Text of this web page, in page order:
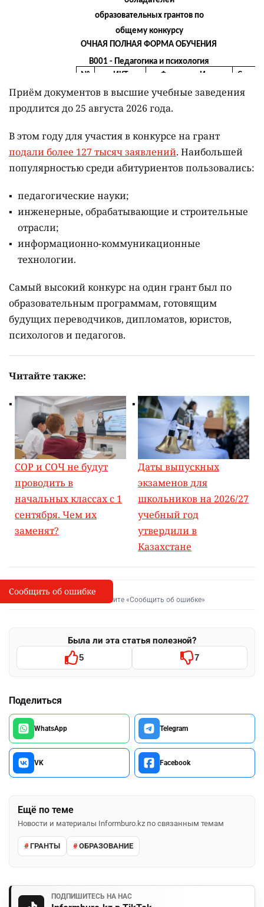
Приём документов в высшие учебные заведения
продлится до 25 августа 2026 года.
В этом году для участия в конкурсе на грант
подали более 127 тысяч заявлений. Наибольшей
популярностью среди абитуриентов пользовались:
педагогические науки;
инженерные, обрабатывающие и строительные
отрасли;
информационно-коммуникационные
технологии.
Самый высокий конкурс на один грант был по
образовательным программам, готовящим
будущих переводчиков, дипломатов, юристов,
психологов и педагогов.
Читайте также:
СОР и СОЧ не будут
проводить в
начальных классах с 1
сентября. Чем их
заменят?
Даты выпускных
экзаменов для
школьников на 2026/27
учебный год
утвердили в
Казахстане
I
Сообщить об опечатке
Выделите фрагмент и нажмите «Сообщить об ошибке»
Была ли эта статья полезной?
5 7
Поделиться
WhatsApp Telegram
VK Facebook
Ещё по теме
Новости и материалы Informburo.kz по связанным темам
ГРАНТЫ ОБРАЗОВАНИЕ
ПОДПИШИТЕСЬ НА НАС
Сообщить об ошибке